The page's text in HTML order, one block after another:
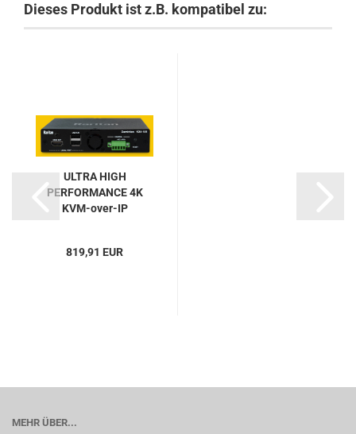
Dieses Produkt ist z.B. kompatibel zu:
ULTRA HIGH
PERFORMANCE 4K
KVM-over-IP
819,91 EUR
MEHR ÜBER...